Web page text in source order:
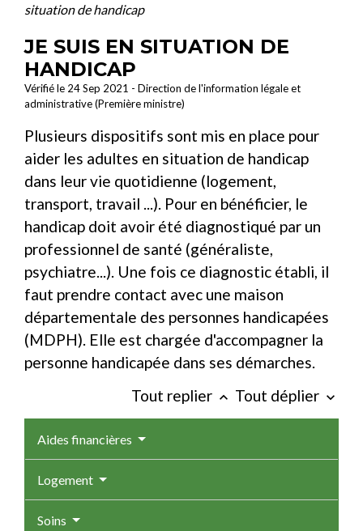
situation de handicap
JE SUIS EN SITUATION DE
HANDICAP
Vérifié le 24 Sep 2021 - Direction de l'information légale et
administrative (Première ministre)
Plusieurs dispositifs sont mis en place pour
aider les adultes en situation de handicap
dans leur vie quotidienne (logement,
transport, travail ...). Pour en bénéficier, le
handicap doit avoir été diagnostiqué par un
professionnel de santé (généraliste,
psychiatre...). Une fois ce diagnostic établi, il
faut prendre contact avec une maison
départementale des personnes handicapées
(MDPH). Elle est chargée d'accompagner la
personne handicapée dans ses démarches.
Tout replier keyboard_arrow_up Tout déplier keyboard_arrow_down
Aides financières
Logement
Soins